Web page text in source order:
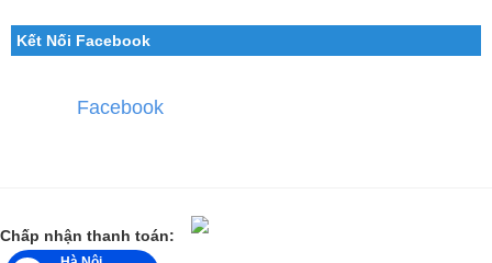
Kết Nối Facebook
Facebook
Chấp nhận thanh toán: